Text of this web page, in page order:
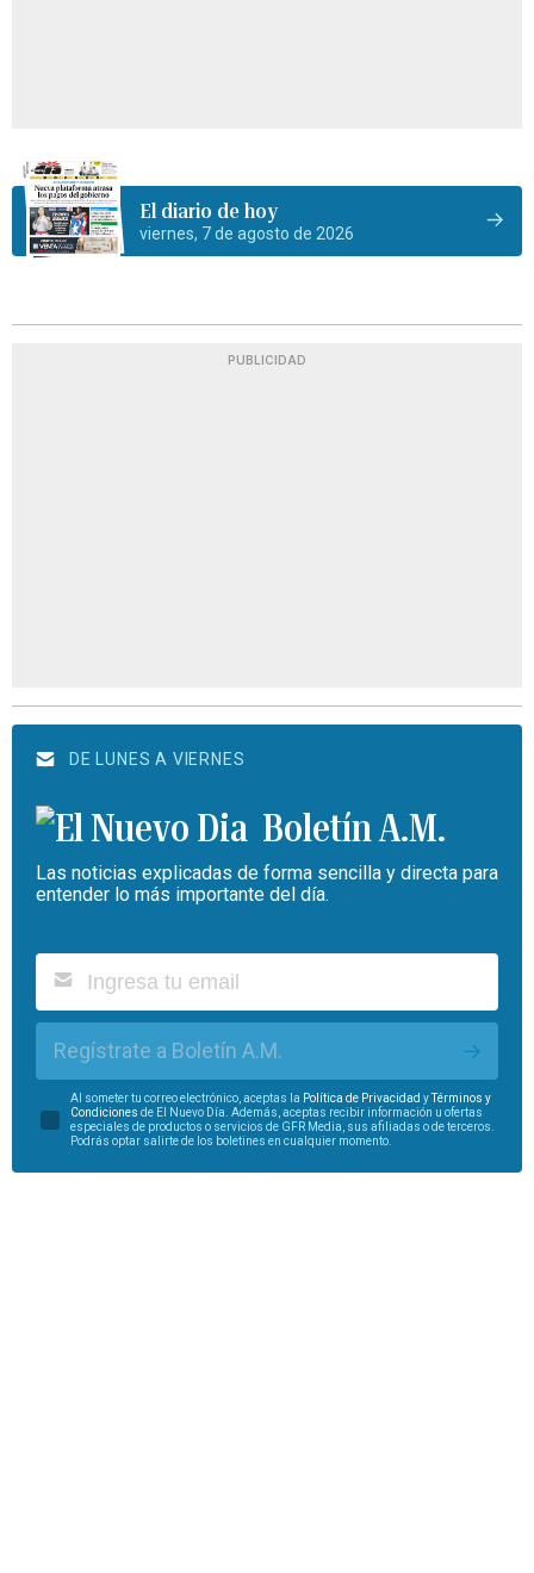
El diario de hoy
viernes, 7 de agosto de 2026
PUBLICIDAD
DE LUNES A VIERNES
Boletín A.M.
Las noticias explicadas de forma sencilla y directa para
entender lo más importante del día.
Regístrate a Boletín A.M.
Al someter tu correo electrónico, aceptas la Política de Privacidad yTérminos y
Condiciones de El Nuevo Día. Además, aceptas recibir información u ofertas
especiales de productos o servicios de GFR Media, sus afiliadas o de terceros.
Podrás optar salirte de los boletines en cualquier momento.